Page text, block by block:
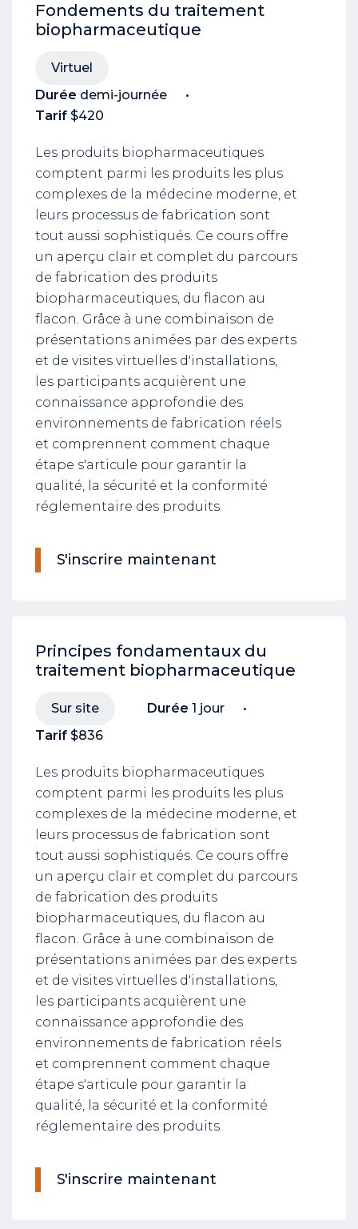
Fondements du traitement
biopharmaceutique
Virtuel
Durée demi-journée
Tarif $420
Les produits biopharmaceutiques
comptent parmi les produits les plus
complexes de la médecine moderne, et
leurs processus de fabrication sont
tout aussi sophistiqués. Ce cours offre
un aperçu clair et complet du parcours
de fabrication des produits
biopharmaceutiques, du flacon au
flacon. Grâce à une combinaison de
présentations animées par des experts
et de visites virtuelles d'installations,
les participants acquièrent une
connaissance approfondie des
environnements de fabrication réels
et comprennent comment chaque
étape s'articule pour garantir la
qualité, la sécurité et la conformité
réglementaire des produits.
S'inscrire maintenant
Principes fondamentaux du
traitement biopharmaceutique
Sur site Durée 1 jour
Tarif $836
Les produits biopharmaceutiques
comptent parmi les produits les plus
complexes de la médecine moderne, et
leurs processus de fabrication sont
tout aussi sophistiqués. Ce cours offre
un aperçu clair et complet du parcours
de fabrication des produits
biopharmaceutiques, du flacon au
flacon. Grâce à une combinaison de
présentations animées par des experts
et de visites virtuelles d'installations,
les participants acquièrent une
connaissance approfondie des
environnements de fabrication réels
et comprennent comment chaque
étape s'articule pour garantir la
qualité, la sécurité et la conformité
réglementaire des produits.
S'inscrire maintenant